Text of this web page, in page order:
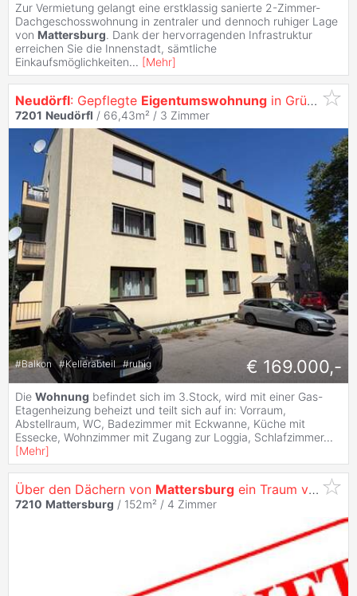
Zur Vermietung gelangt eine erstklassig sanierte 2-Zimmer-
Dachgeschosswohnung in zentraler und dennoch ruhiger Lage
von Mattersburg. Dank der hervorragenden Infrastruktur
erreichen Sie die Innenstadt, sämtliche
Einkaufsmöglichkeiten... [Mehr]
Neudörfl: Gepflegte Eigentumswohnung in Grünruhelage mit Loggia und Balkon
7201 Neudörfl / 66,43m² / 3 Zimmer
#Balkon #Kellerabteil #ruhig € 169.000,-
Die Wohnung befindet sich im 3.Stock, wird mit einer Gas-
Etagenheizung beheizt und teilt sich auf in: Vorraum,
Abstellraum, WC, Badezimmer mit Eckwanne, Küche mit
Essecke, Wohnzimmer mit Zugang zur Loggia, Schlafzimmer...
[Mehr]
Über den Dächern von Mattersburg ein Traum von einer Penthouse
7210 Mattersburg / 152m² / 4 Zimmer